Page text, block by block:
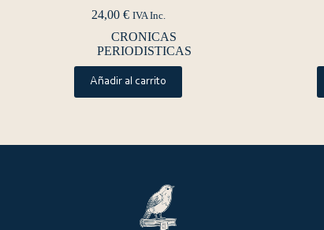
24,00 € IVA Inc.
CRONICAS
PERIODISTICAS
Añadir al carrito